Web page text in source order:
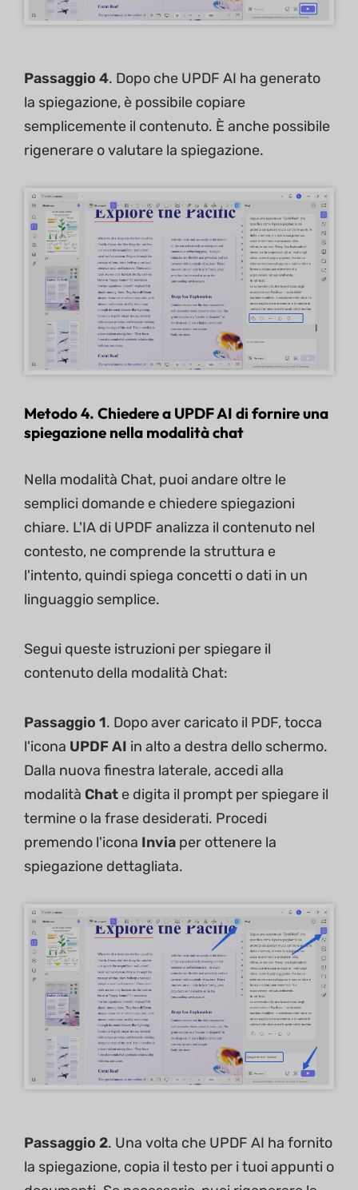
Passaggio 4. Dopo che UPDF AI ha generato
la spiegazione, è possibile copiare
semplicemente il contenuto. È anche possibile
rigenerare o valutare la spiegazione.
Metodo 4. Chiedere a UPDF AI di fornire una
spiegazione nella modalità chat
Nella modalità Chat, puoi andare oltre le
semplici domande e chiedere spiegazioni
chiare. L'IA di UPDF analizza il contenuto nel
contesto, ne comprende la struttura e
l'intento, quindi spiega concetti o dati in un
linguaggio semplice.
Segui queste istruzioni per spiegare il
contenuto della modalità Chat:
Passaggio 1. Dopo aver caricato il PDF, tocca
l'icona UPDF AI in alto a destra dello schermo.
Dalla nuova finestra laterale, accedi alla
modalità Chat e digita il prompt per spiegare il
termine o la frase desiderati. Procedi
premendo l'icona Invia per ottenere la
spiegazione dettagliata.
Passaggio 2. Una volta che UPDF AI ha fornito
la spiegazione, copia il testo per i tuoi appunti o